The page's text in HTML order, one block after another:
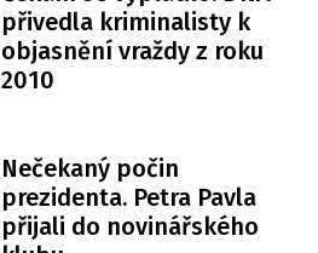
přivedla kriminalisty k
objasnění vraždy z roku
2010
Nečekaný počin
prezidenta. Petra Pavla
přijali do novinářského